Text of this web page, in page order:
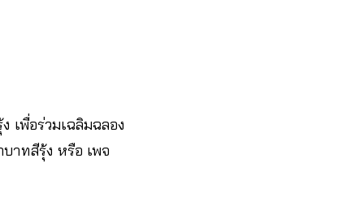
เพื่อร่วมเฉลิมฉลอง
าทสีรุ้ง หรือ เพจ